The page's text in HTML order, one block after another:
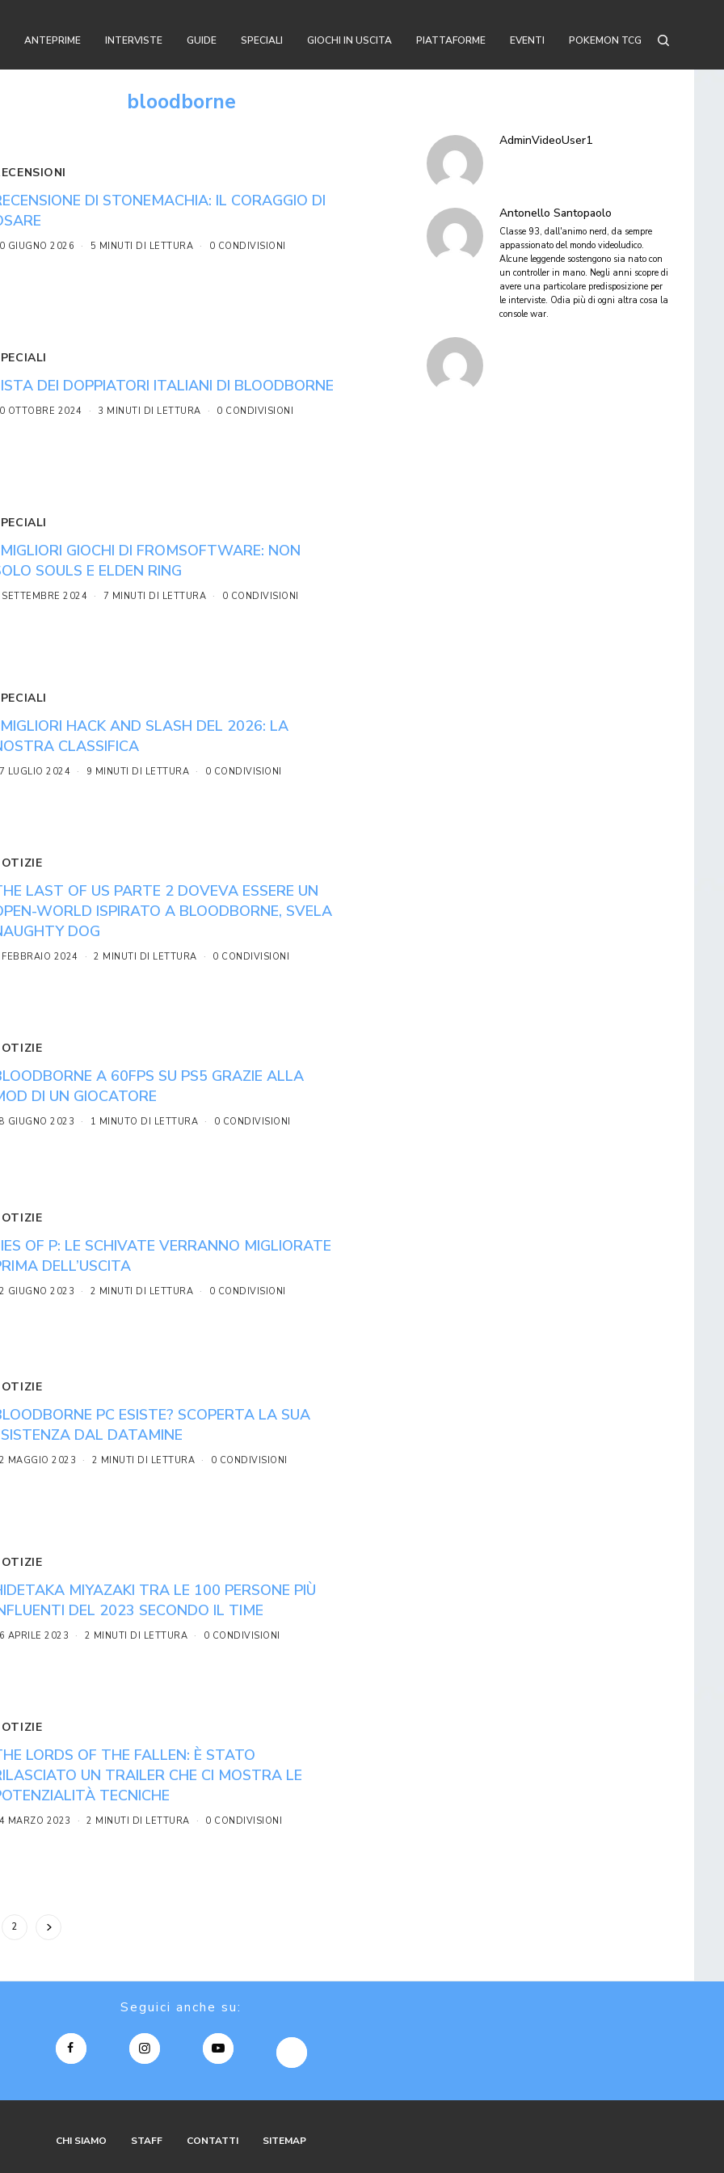
ANTEPRIME INTERVISTE GUIDE SPECIALI GIOCHI IN USCITA PIATTAFORME EVENTI POKEMON TCG
bloodborne
DI STONEMACHIA: IL CORAGGIO DI
GIUGNO 2026 5 MINUTI DI LETTURA 0 CONDIVISIONI
DEI DOPPIATORI ITALIANI DI BLOODBORNE
OTTOBRE 2024 3 MINUTI DI LETTURA 0 CONDIVISIONI
GIOCHI DI FROMSOFTWARE: NON
SOULS E ELDEN RING
2024 7 MINUTI DI LETTURA 0 CONDIVISIONI
HACK AND SLASH DEL 2026: LA
CLASSIFICA
LUGLIO 2024 9 MINUTI DI LETTURA 0 CONDIVISIONI
LAST OF US PARTE 2 DOVEVA ESSERE UN
WORLD ISPIRATO A BLOODBORNE, SVELA
DOG
2024 2 MINUTI DI LETTURA 0 CONDIVISIONI
A 60FPS SU PS5 GRAZIE ALLA
DI UN GIOCATORE
GIUGNO 2023 1 MINUTO DI LETTURA 0 CONDIVISIONI
OF P: LE SCHIVATE VERRANNO MIGLIORATE
DELL’USCITA
GIUGNO 2023 2 MINUTI DI LETTURA 0 CONDIVISIONI
PC ESISTE? SCOPERTA LA SUA
DAL DATAMINE
MAGGIO 2023 2 MINUTI DI LETTURA 0 CONDIVISIONI
MIYAZAKI TRA LE 100 PERSONE PIÙ
DEL 2023 SECONDO IL TIME
APRILE 2023 2 MINUTI DI LETTURA 0 CONDIVISIONI
LORDS OF THE FALLEN: È STATO
UN TRAILER CHE CI MOSTRA LE
TECNICHE
MARZO 2023 2 MINUTI DI LETTURA 0 CONDIVISIONI
2
AdminVideoUser1
Antonello Santopaolo
Classe 93, dall'animo nerd, da sempre
appassionato del mondo videoludico.
Alcune leggende sostengono sia nato con
un controller in mano. Negli anni scopre di
avere una particolare predisposizione per
le interviste. Odia più di ogni altra cosa la
console war.
Seguici anche su:
CHI SIAMO STAFF CONTATTI SITEMAP